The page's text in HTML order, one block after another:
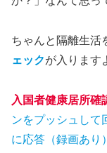
ちゃんと隔離生活
ェックが入ります
入国者健康居所確
ンをプッシュして
に応答（録画あり）